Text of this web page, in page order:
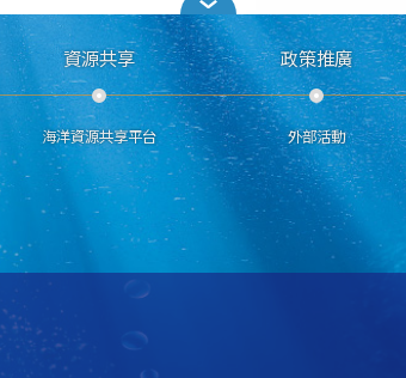
資源共享
海洋資源共享平台
政策推廣
外部活動